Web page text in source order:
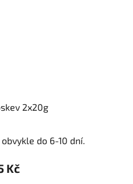
2x20g
do 6-10 dní.
Kč